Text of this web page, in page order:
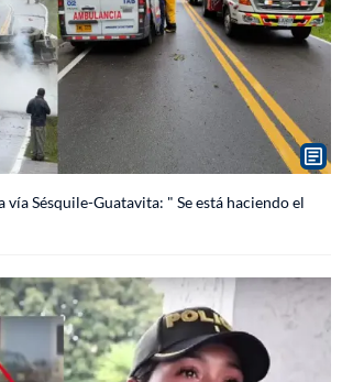
vía Sésquile-Guatavita: " Se está haciendo el